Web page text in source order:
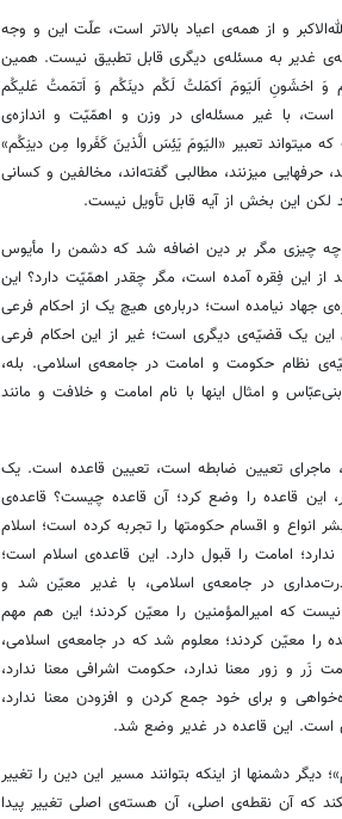
و از همه‌ی اعیاد بالاتر است، علّت این و وجه
غدیر به مسئله‌ی دیگری قابل تطبیق نیست. همین
وَ اخشَونِ اَلیَومَ اَکمَلتُ لَکُم دینَکُم وَ اَتمَمتُ عَلیکُم
است، با غیر مسئله‌ای در وزن و اهمّیّت و اندازه‌ی
تعبیر «الیَومَ یَئِسَ الَّذینَ کَفَروا مِن دینِکُم»
میزنند، مطالبی گفته‌اند، مخالفین و کسانی
لکن این بخش از آیه قابل تأویل نیست.
چیزی مگر بر دین اضافه شد که دشمن را مأیوس
از این فِقره آمده است، مگر چقدر اهمّیّت دارد؟ این
جهاد نیامده است؛ درباره‌ی هیچ یک از احکام فرعی
این یک قضیّه‌ی دیگری است؛ غیر از این احکام فرعی
نظام حکومت و امامت در جامعه‌ی اسلامی. بله،
و امثال اینها با نام امامت و خلافت و مانند
ماجرای تعیین ضابطه است، تعیین قاعده است. یک
این قاعده را وضع کرد؛ آن قاعده چیست؟ قاعده‌ی
انواع و اقسام حکومتها را تجربه کرده است؛ اسلام
امامت را قبول دارد. این قاعده‌ی اسلام است؛
در جامعه‌ی اسلامی، با غدیر معیّن شد و
که امیرالمؤمنین را معیّن کردند؛ این هم مهم
را معیّن کردند؛ معلوم شد که در جامعه‌ی اسلامی،
و زور معنا ندارد، حکومت اشرافی معنا ندارد،
و برای خود جمع کردن و افزودن معنا ندارد،
است. این قاعده در غدیر وضع شد.
دشمنها از اینکه بتوانند مسیر این دین را تغییر
که آن نقطه‌ی اصلی، آن هسته‌ی اصلی تغییر پیدا